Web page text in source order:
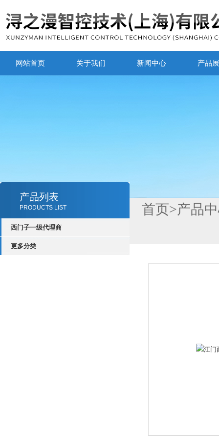
网站首页 关于我们 新闻中心 产品
产品列表
PRODUCTS LIST
西门子一级代理商
更多分类
首页>产品